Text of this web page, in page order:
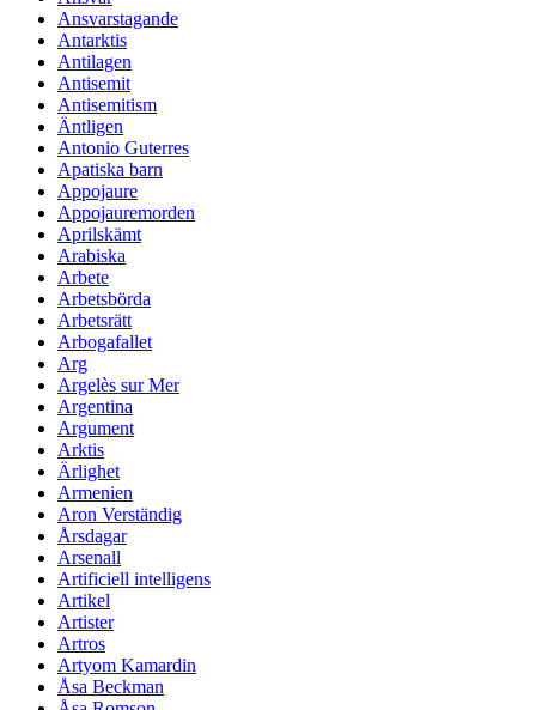
Ansvarstagande
Antarktis
Antilagen
Antisemit
Antisemitism
Äntligen
Antonio Guterres
Apatiska barn
Appojaure
Appojauremorden
Aprilskämt
Arabiska
Arbete
Arbetsbörda
Arbetsrätt
Arbogafallet
Arg
Argelès sur Mer
Argentina
Argument
Arktis
Ärlighet
Armenien
Aron Verständig
Årsdagar
Arsenall
Artificiell intelligens
Artikel
Artister
Artros
Artyom Kamardin
Åsa Beckman